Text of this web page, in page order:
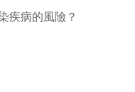
疾病的風險？